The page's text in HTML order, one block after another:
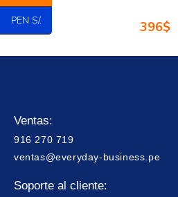
396$
Ventas:
916 270 719
ventas@everyday-business.pe
Soporte al cliente:
PEN S/.